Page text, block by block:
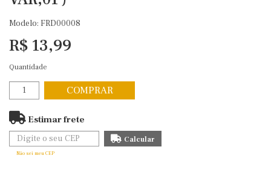
Modelo: FRD00008
R$ 13,99
Quantidade
COMPRAR
Estimar frete
Não sei meu CEP